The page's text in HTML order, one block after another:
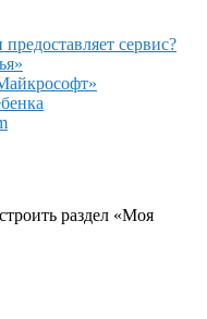
сервис?
раздел «Моя